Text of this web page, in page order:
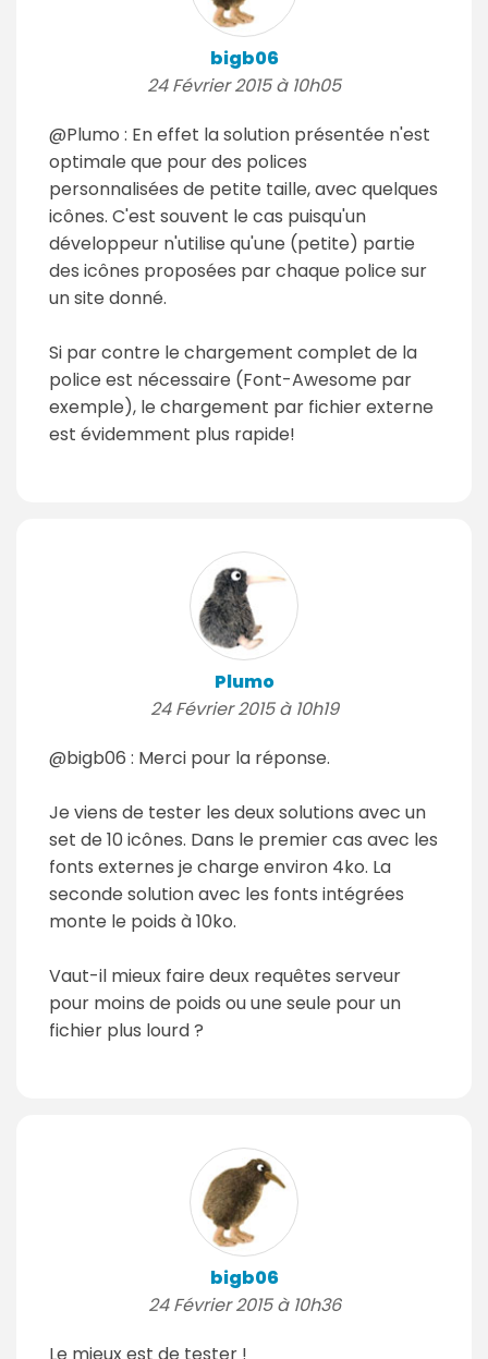
bigb06
24 Février 2015 à 10h05
@Plumo : En effet la solution présentée n'est
optimale que pour des polices
personnalisées de petite taille, avec quelques
icônes. C'est souvent le cas puisqu'un
développeur n'utilise qu'une (petite) partie
des icônes proposées par chaque police sur
un site donné.
Si par contre le chargement complet de la
police est nécessaire (Font-Awesome par
exemple), le chargement par fichier externe
est évidemment plus rapide!
Plumo
24 Février 2015 à 10h19
@bigb06 : Merci pour la réponse.
Je viens de tester les deux solutions avec un
set de 10 icônes. Dans le premier cas avec les
fonts externes je charge environ 4ko. La
seconde solution avec les fonts intégrées
monte le poids à 10ko.
Vaut-il mieux faire deux requêtes serveur
pour moins de poids ou une seule pour un
fichier plus lourd ?
bigb06
24 Février 2015 à 10h36